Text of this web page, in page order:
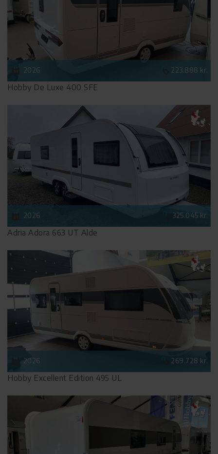
2026 223.888 kr.
Hobby De Luxe 400 SFE
2026 325.045 kr.
Adria Adora 663 UT Alde
2026 269.728 kr.
Hobby Excellent Edition 495 UL